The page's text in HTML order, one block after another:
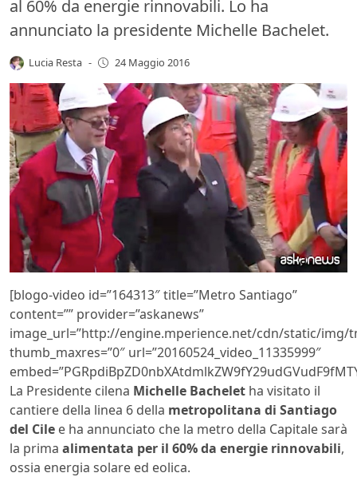
al 60% da energie rinnovabili. Lo ha
annunciato la presidente Michelle Bachelet.
Lucia Resta - 24 Maggio 2016
[blogo-video id=”164313″ title=”Metro Santiago”
content=”” provider=”askanews”
image_url=”http://engine.mperience.net/cdn/static/img/
thumb_maxres=”0″ url=”20160524_video_11335999″
La Presidente cilena Michelle Bachelet ha visitato il
cantiere della linea 6 della metropolitana di Santiago
del Cile e ha annunciato che la metro della Capitale sarà
la prima alimentata per il 60% da energie rinnovabili,
ossia energia solare ed eolica.